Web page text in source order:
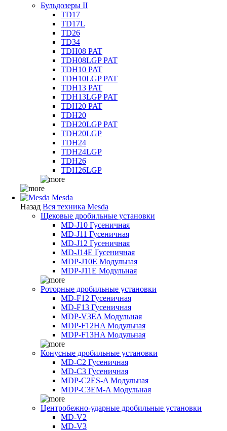
Бульдозеры II
TD17
TD17L
TD26
TD34
TDH08 PAT
TDH08LGP PAT
TDH10 PAT
TDH10LGP PAT
TDH13 PAT
TDH13LGP PAT
TDH20 PAT
TDH20
TDH20LGP PAT
TDH20LGP
TDH24
TDH24LGP
TDH26
TDH26LGP
Mesda
Назад Вся техника Mesda
Щековые дробильные установки
MD-J10 Гусеничная
MD-J11 Гусеничная
MD-J12 Гусеничная
MD-J14E Гусеничная
MDP-J10E Модульная
MDP-J11E Модульная
Роторные дробильные установки
MD-F12 Гусеничная
MD-F13 Гусеничная
MDP-V3EA Модульная
MDP-F12HA Модульная
MDP-F13HA Модульная
Конусные дробильные установки
MD-C2 Гусеничная
MD-C3 Гусеничная
MDP-C2ES-A Модульная
MDP-C3EM-A Модульная
Центробежно-ударные дробильные установки
MD-V2
MD-V3